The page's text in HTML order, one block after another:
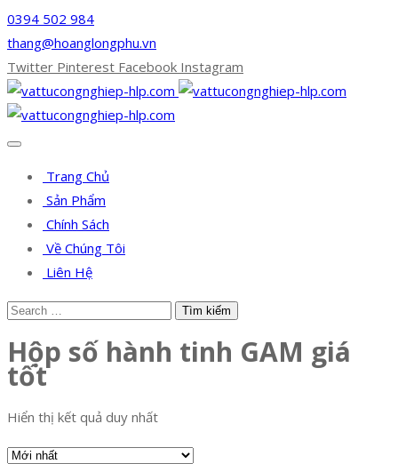
0394 502 984
thang@hoanglongphu.vn
Twitter Pinterest Facebook Instagram
Trang Chủ
Sản Phẩm
Chính Sách
Về Chúng Tôi
Liên Hệ
Hộp số hành tinh GAM giá
tốt
Hiển thị kết quả duy nhất